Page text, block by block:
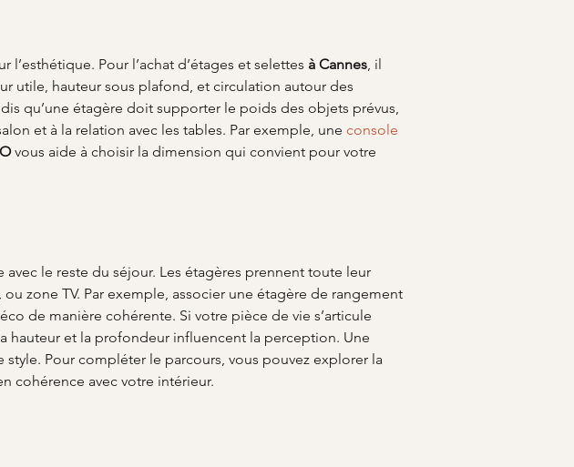
Pour l’achat d’étages et selettes à Cannes, il
utile, hauteur sous plafond, et circulation autour des
qu’une étagère doit supporter le poids des objets prévus,
et à la relation avec les tables. Par exemple, une console
vous aide à choisir la dimension qui convient pour votre
avec le reste du séjour. Les étagères prennent toute leur
zone TV. Par exemple, associer une étagère de rangement
de manière cohérente. Si votre pièce de vie s’articule
hauteur et la profondeur influencent la perception. Une
Pour compléter le parcours, vous pouvez explorer la
cohérence avec votre intérieur.